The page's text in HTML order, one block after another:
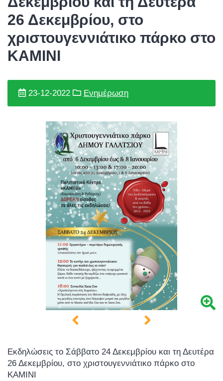
26 Δεκεμβρίου, στο
χριστουγεννιάτικο πάρκο στο
ΚΑΜΙΝΙ
23-12-2022 Ενημέρωση
Εκδηλώσεις το Σάββατο 24 Δεκεμβρίου και τη Δευτέρα
26 Δεκεμβρίου, στο χριστουγεννιάτικο πάρκο στο
ΚΑΜΙΝΙ